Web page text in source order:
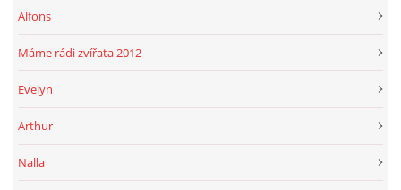
Alfons
Máme rádi zvířata 2012
Evelyn
Arthur
Nalla